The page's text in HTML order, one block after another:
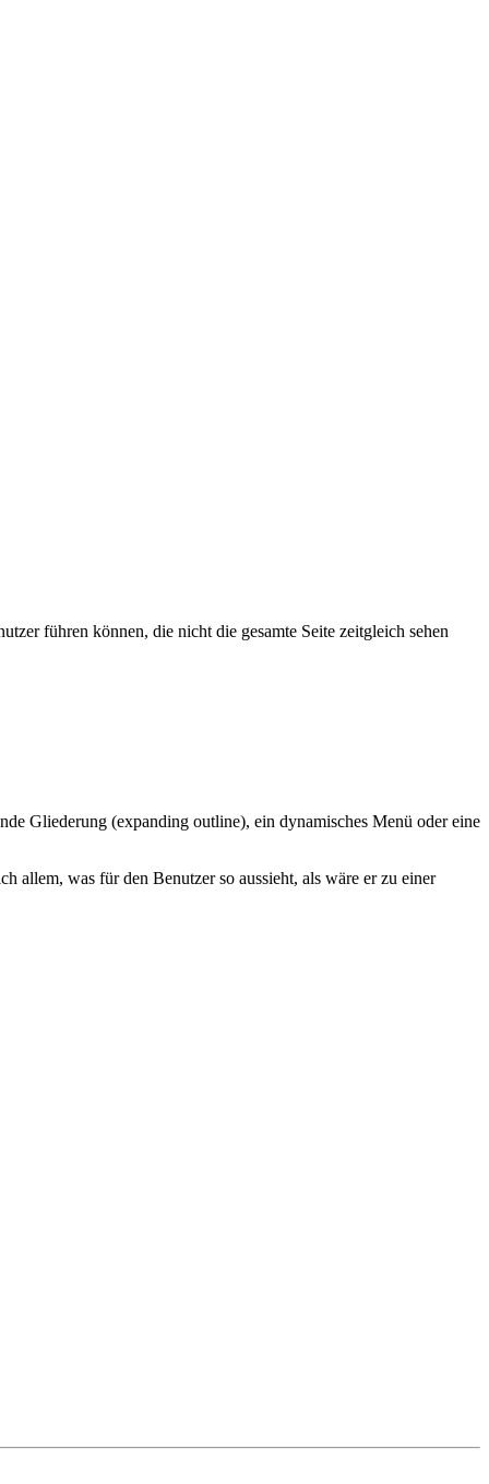
führen können, die nicht die gesamte Seite zeitgleich sehen
Gliederung (expanding outline), ein dynamisches Menü oder eine
allem, was für den Benutzer so aussieht, als wäre er zu einer